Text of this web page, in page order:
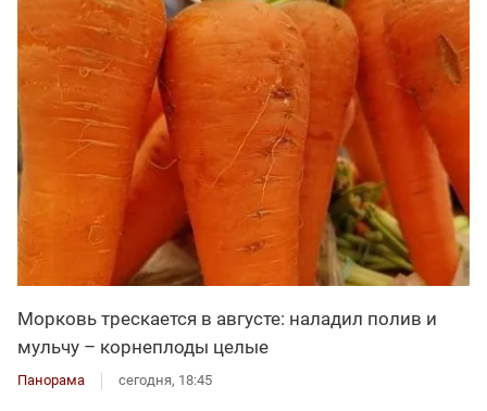
Морковь трескается в августе: наладил полив и
мульчу – корнеплоды целые
Панорама сегодня, 18:45